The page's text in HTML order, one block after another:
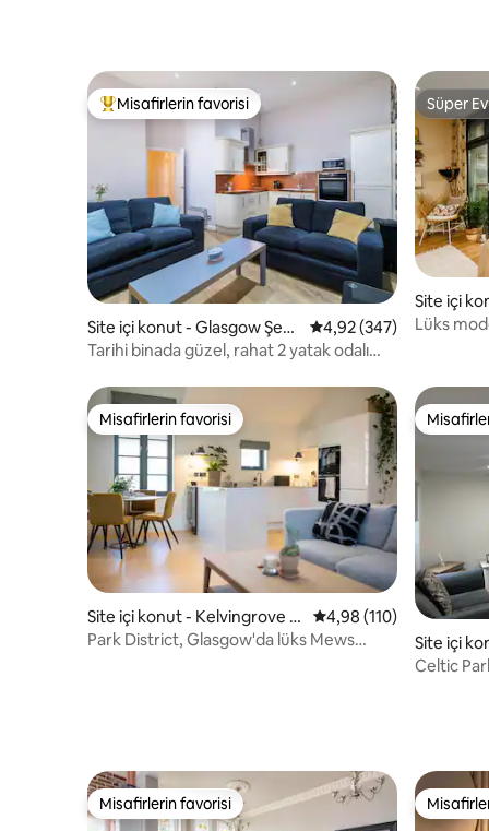
Misafirlerin favorilerinden en beğenilenler arasında
Misafirlerin favorisi
Site içi konut - Glasgow Şehi
r Merkezi
5 üzerinden ortalama
4,92 (347)
Tarihi binada güzel, rahat 2 yatak odalı
Süper
Süper
Site içi
r Merkezi
Lüks
Misafirlerin favorisi
Misafirlerin favorisi
Site içi konut - Kelvingrove P
ark
5 üzerinden ortalama
4,98 (110)
Park District, Glasgow'da lüks Mews
Site içi
Celtic
Misafirlerin favorisi
Misafirlerin favorisi